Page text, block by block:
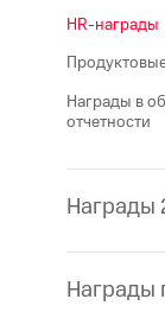
HR-награды
Награды в
отчетности
Награды
Награды